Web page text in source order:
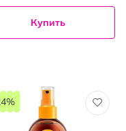
Купить